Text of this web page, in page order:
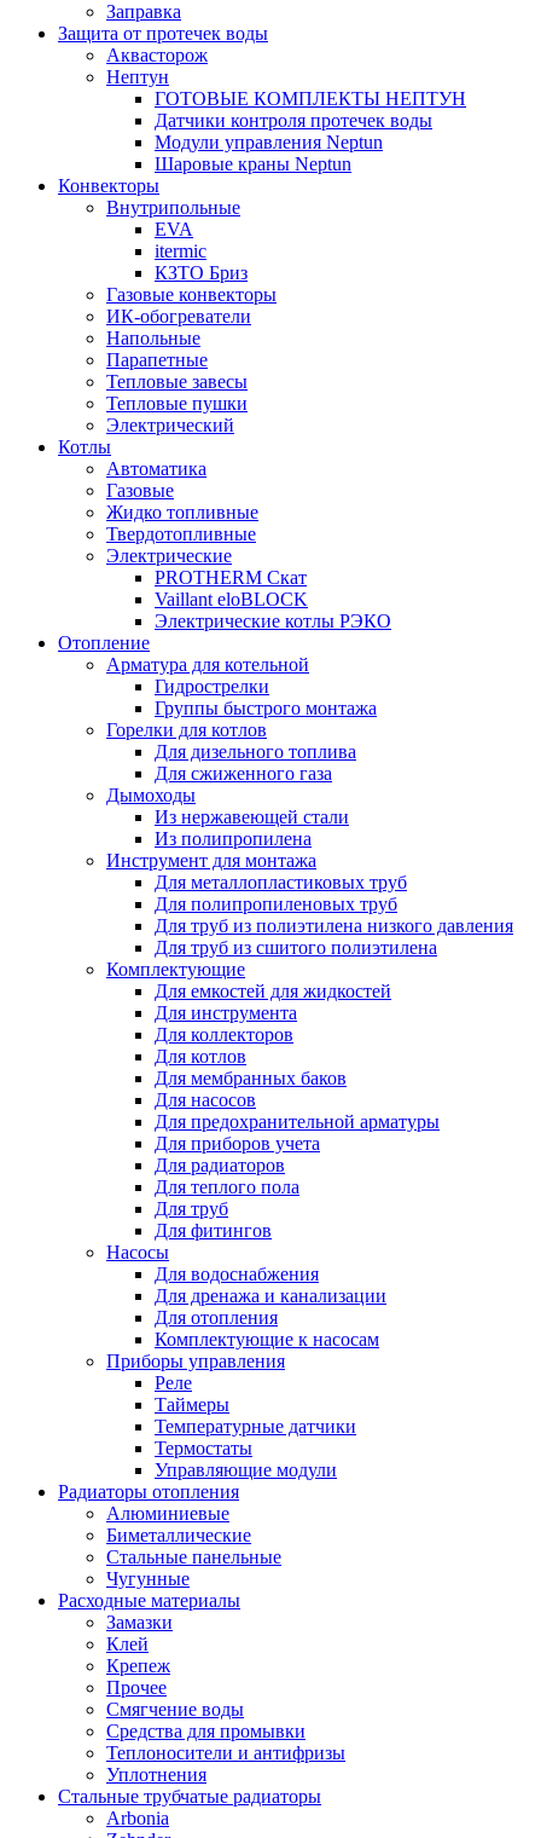
Заправка
Защита от протечек воды
Аквасторож
Нептун
ГОТОВЫЕ КОМПЛЕКТЫ НЕПТУН
Датчики контроля протечек воды
Модули управления Neptun
Шаровые краны Neptun
Конвекторы
Внутрипольные
EVA
itermic
КЗТО Бриз
Газовые конвекторы
ИК-обогреватели
Напольные
Парапетные
Тепловые завесы
Тепловые пушки
Электрический
Котлы
Автоматика
Газовые
Жидко топливные
Твердотопливные
Электрические
PROTHERM Скат
Vaillant eloBLOCK
Электрические котлы РЭКО
Отопление
Арматура для котельной
Гидрострелки
Группы быстрого монтажа
Горелки для котлов
Для дизельного топлива
Для сжиженного газа
Дымоходы
Из нержавеющей стали
Из полипропилена
Инструмент для монтажа
Для металлопластиковых труб
Для полипропиленовых труб
Для труб из полиэтилена низкого давления
Для труб из сшитого полиэтилена
Комплектующие
Для емкостей для жидкостей
Для инструмента
Для коллекторов
Для котлов
Для мембранных баков
Для насосов
Для предохранительной арматуры
Для приборов учета
Для радиаторов
Для теплого пола
Для труб
Для фитингов
Насосы
Для водоснабжения
Для дренажа и канализации
Для отопления
Комплектующие к насосам
Приборы управления
Реле
Таймеры
Температурные датчики
Термостаты
Управляющие модули
Радиаторы отопления
Алюминиевые
Биметаллические
Стальные панельные
Чугунные
Расходные материалы
Замазки
Клей
Крепеж
Прочее
Смягчение воды
Средства для промывки
Теплоносители и антифризы
Уплотнения
Стальные трубчатые радиаторы
Arbonia